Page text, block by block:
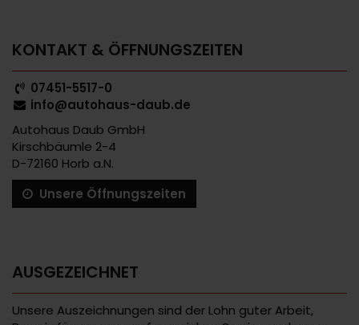
KONTAKT & ÖFFNUNGSZEITEN
07451-5517-0
info@autohaus-daub.de
Autohaus Daub GmbH
Kirschbäumle 2-4
D-72160 Horb a.N.
Unsere Öffnungszeiten
AUSGEZEICHNET
Unsere Auszeichnungen sind der Lohn guter Arbeit,